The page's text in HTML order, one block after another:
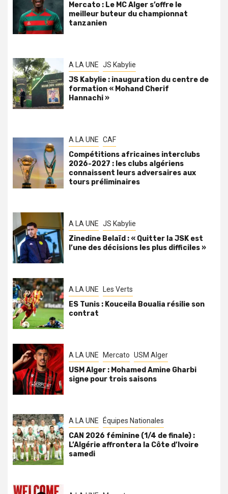
Mercato : Le MC Alger s’offre le
meilleur buteur du championnat
tanzanien
A LA UNE JS Kabylie
JS Kabylie : inauguration du centre de
formation « Mohand Cherif
Hannachi »
A LA UNE CAF
Compétitions africaines interclubs
2026-2027 : les clubs algériens
connaissent leurs adversaires aux
tours préliminaires
A LA UNE JS Kabylie
Zinedine Belaïd : « Quitter la JSK est
l’une des décisions les plus difficiles »
A LA UNE Les Verts
ES Tunis : Kouceila Boualia résilie son
contrat
A LA UNE Mercato USM Alger
USM Alger : Mohamed Amine Gharbi
signe pour trois saisons
A LA UNE Équipes Nationales
CAN 2026 féminine (1/4 de finale) :
L’Algérie affrontera la Côte d’Ivoire
samedi